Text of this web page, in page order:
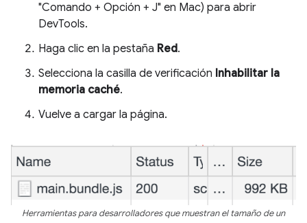
"Comando + Opción + J" en Mac) para abrir
DevTools.
Haga clic en la pestaña Red.
Selecciona la casilla de verificación Inhabilitar la
memoria caché.
Vuelve a cargar la página.
Herramientas para desarrolladores que muestran el tamaño de un